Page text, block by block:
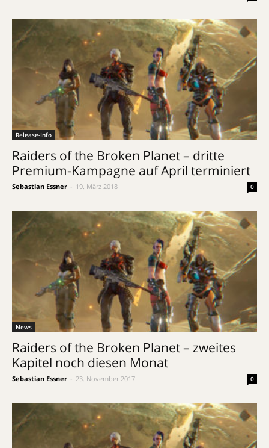
Release-Info
Raiders of the Broken Planet – dritte
Premium-Kampagne auf April terminiert
Sebastian Essner 19. März 2018 0
News
Raiders of the Broken Planet – zweites
Kapitel noch diesen Monat
Sebastian Essner 23. November 2017 0